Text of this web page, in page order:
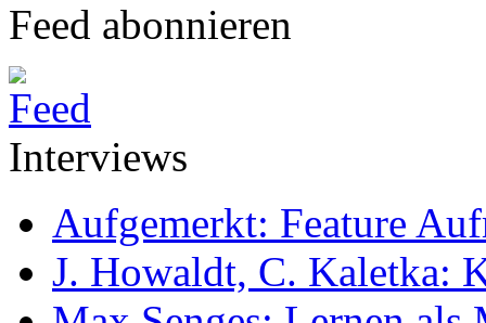
Feed abonnieren
Interviews
Aufgemerkt: Feature
J. Howaldt, C. Kaletka: